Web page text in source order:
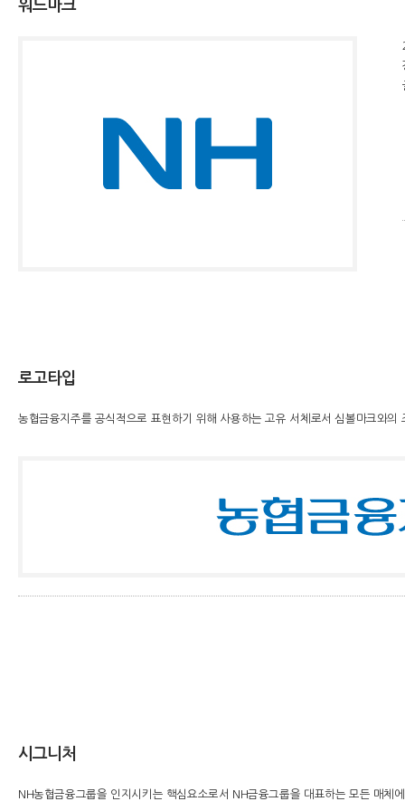
워드마크
로고타입
농협금융지주를 공식적으로 표현하기 위해 사용하는 고유 서체로서 심볼마크와
시그니처
NH농협금융그룹을 인지시키는 핵심요소로서 NH금융그룹을 대표하는 모든 매